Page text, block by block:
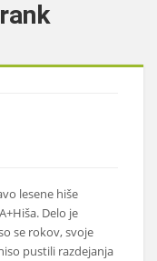
lesene hiše
Delo je
se rokov, svoje
pustili razdejanja